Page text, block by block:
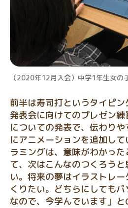
（2020年12月入会）中学1年生女の
前半は寿司打というタイピ
発表会に向けてのプレゼン
についての発表で、伝わり
にアニメーションを追加し
ラミングは、意味がわかった
て、次はこんなのつくろう
い。将来の夢はイラストレ
くりたい。どちらにしても
なので、今学んでいます」と